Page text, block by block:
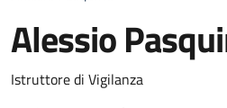
Alessio
Dettaglio della
Istruttore di Vigilanza